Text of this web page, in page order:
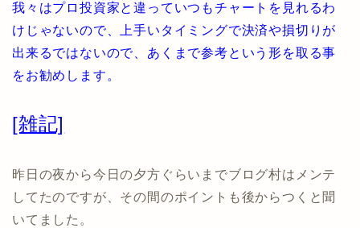
我々はプロ投資家と違っていつもチャートを見れるわ
けじゃないので、上手いタイミングで決済や損切りが
出来るではないので、あくまで参考という形を取る事
をお勧めします。
[雑記]
昨日の夜から今日の夕方ぐらいまでブログ村はメンテ
してたのですが、その間のポイントも後からつくと聞
いてました。